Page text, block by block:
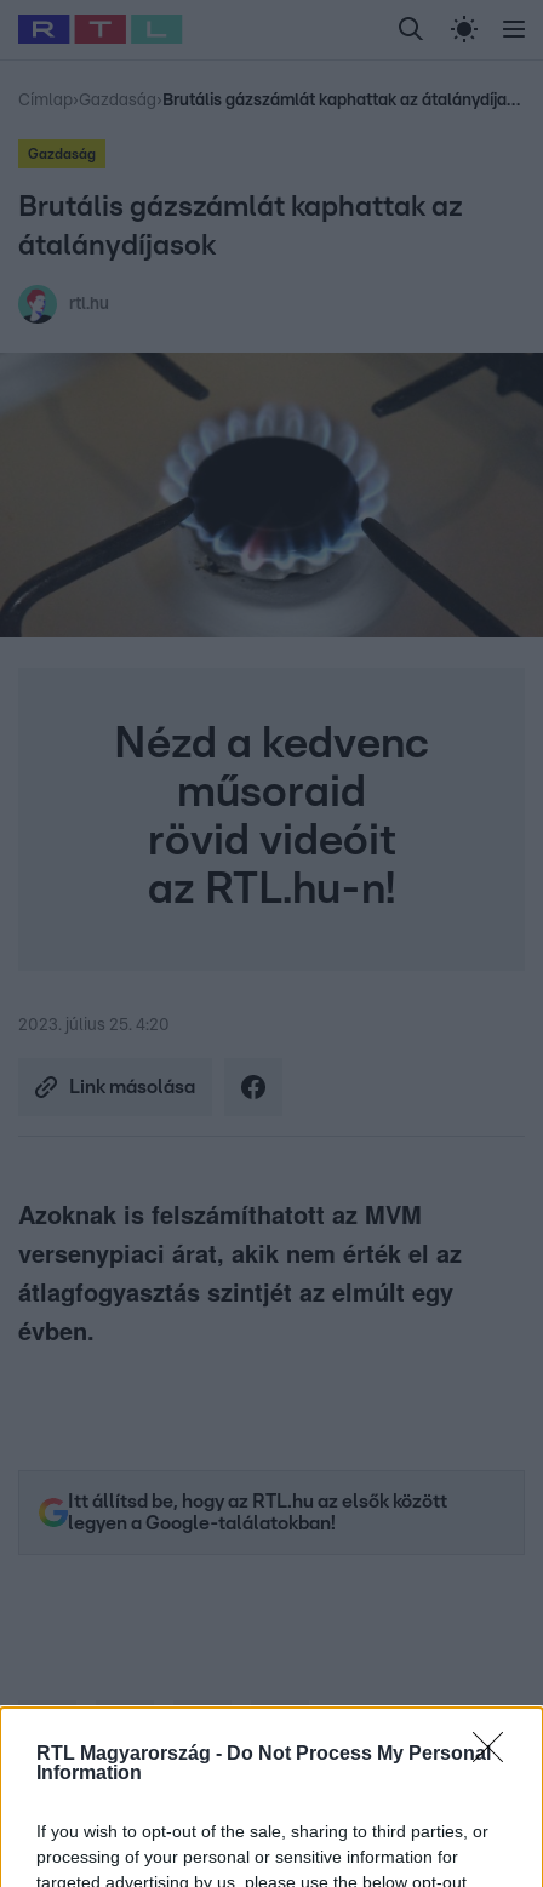
RTL Magyarország - Do Not Process My Personal
Information
If you wish to opt-out of the sale, sharing to third parties, or
processing of your personal or sensitive information for
targeted advertising by us, please use the below opt-out
Legfrissebb RTL Híradó Randi Celeb vagyok,
Babits Marcella Most Wanted Gallusz
Címlap›Gazdaság› Brutális gázszámlát kaphattak az átalánydíjasok
Gazdaság
Brutális gázszámlát kaphattak az
átalánydíjasok
rtl.hu
Nézd a kedvenc
műsoraid
rövid videóit
az RTL.hu-n!
2023. július 25. 4:20
Link másolása
Azoknak is felszámíthatott az MVM
versenypiaci árat, akik nem érték el az
átlagfogyasztás szintjét az elmúlt egy
évben.
Itt állítsd be, hogy az RTL.hu az elsők között
legyen a Google-találatokban!
Kövess minket, és értesülj a friss hírekről a
Facebookon is!